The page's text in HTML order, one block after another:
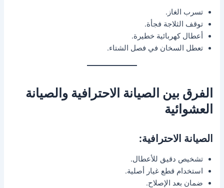
تسرب الغاز.
توقف الثلاجة فجأة.
أعطال كهربائية خطيرة.
تعطل السخان في فصل الشتاء.
الفرق بين الصيانة الاحترافية والصيانة
العشوائية
الصيانة الاحترافية:
تشخيص دقيق للأعطال.
استخدام قطع غيار أصلية.
ضمان بعد الإصلاح.